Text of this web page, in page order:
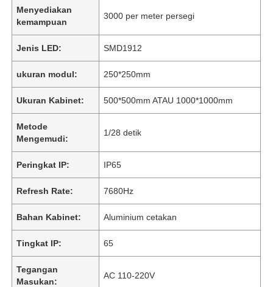
Menyediakan
kemampuan
3000 per meter persegi
Jenis LED: SMD1912
ukuran modul: 250*250mm
Ukuran Kabinet: 500*500mm ATAU 1000*1000mm
Metode
Mengemudi:
1/28 detik
Peringkat IP: IP65
Refresh Rate: 7680Hz
Bahan Kabinet: Aluminium cetakan
Tingkat IP: 65
Tegangan
Masukan:
AC 110-220V